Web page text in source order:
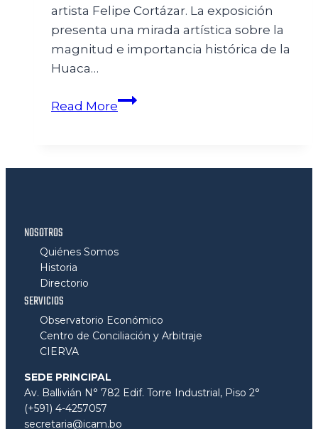
artista Felipe Cortázar. La exposición
presenta una mirada artística sobre la
magnitud e importancia histórica de la
Huaca…
Read More
NOSOTROS
Quiénes Somos
Historia
Directorio
SERVICIOS
Observatorio Económico
Centro de Conciliación y Arbitraje
CIERVA
SEDE PRINCIPAL
Av. Ballivián N° 782 Edif. Torre Industrial, Piso 2°
(+591) 4-4257057
secretaria@icam.bo